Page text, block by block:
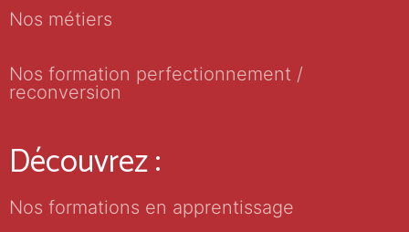
Nos métiers
Nos formation perfectionnement /
reconversion
Découvrez :
Nos formations en apprentissage